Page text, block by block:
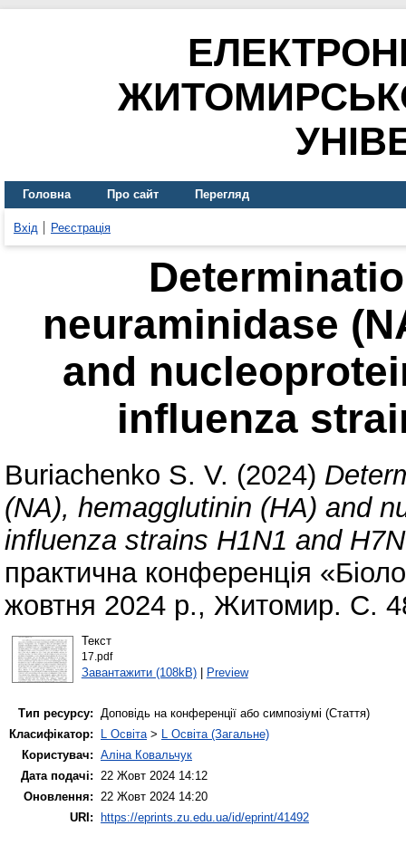
Головна Про сайт Перегляд
Вхід Реєстрація
neuraminidase
and
influenza
Buriachenko S. V. (2024)
(NA), hemagglutinin (HA) and
influenza strains H1N1 and
практична конференція
жовтня 2024 р., Житомир. С.
Текст
17.pdf
Завантажити (108kB)| Preview
Тип ресурсу: Доповідь на конференції або симпозіумі (Стаття)
Класифікатор:
L Освіта> L Освіта (Загальне)
Користувач: Аліна Ковальчук
Дата подачі: 22 Жовт 2024 14:12
Оновлення: 22 Жовт 2024 14:20
URI:
https://eprints.zu.edu.ua/id/eprint/41492